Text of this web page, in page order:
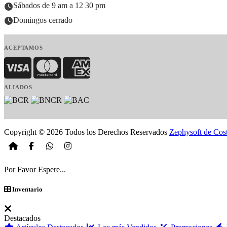
Sábados de 9 am a 12 30 pm
Domingos cerrado
ACEPTAMOS
Visa MasterCardAmerican Express
ALIADOS
Copyright © 2026 Todos los Derechos Reservados Zephysoft de
Por Favor Espere...
Inventario
Destacados